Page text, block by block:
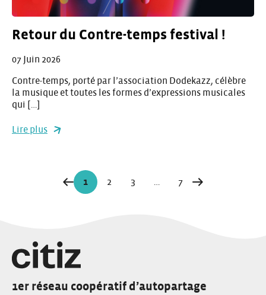
Retour du Contre-temps festival !
07 Juin 2026
Contre-temps, porté par l’association Dodekazz, célèbre
la musique et toutes les formes d’expressions musicales
qui […]
Lire plus
Navigation
articles
Page
1
Page
2
Page
3
Page Page
7
1er réseau coopératif d’autopartage